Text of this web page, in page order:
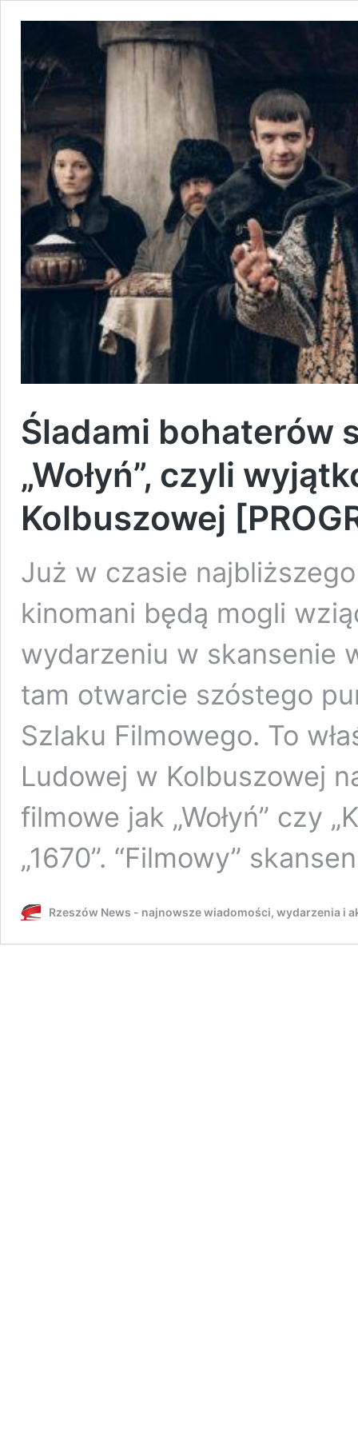
Śladami bohaterów
„Wołyń”, czyli
Kolbuszowej
Już w czasie
kinomani będą mogli
wydarzeniu w skansenie
tam otwarcie szóstego
Szlaku Filmowego. To
Ludowej w Kolbuszowej
filmowe jak „Wołyń” czy
„1670”. “Filmowy”
Rzeszów News - najnowsze wiadomości, wydarzenia i